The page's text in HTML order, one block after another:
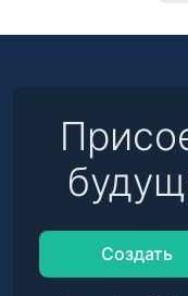
Создать